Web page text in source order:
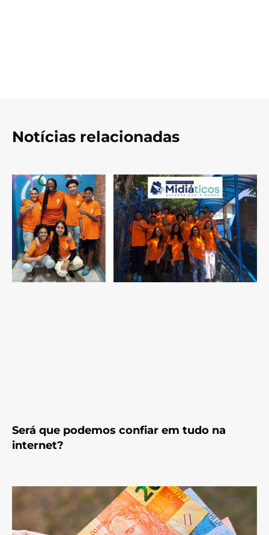
Notícias relacionadas
Será que podemos confiar em tudo na
internet?